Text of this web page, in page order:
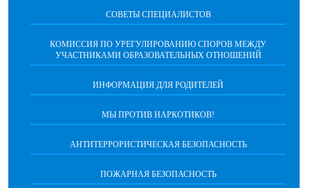
СОВЕТЫ СПЕЦИАЛИСТОВ
КОМИССИЯ ПО УРЕГУЛИРОВАНИЮ СПОРОВ МЕЖДУ
УЧАСТНИКАМИ ОБРАЗОВАТЕЛЬНЫХ ОТНОШЕНИЙ
ИНФОРМАЦИЯ ДЛЯ РОДИТЕЛЕЙ
МЫ ПРОТИВ НАРКОТИКОВ!
АНТИТЕРРОРИСТИЧЕСКАЯ БЕЗОПАСНОСТЬ
ПОЖАРНАЯ БЕЗОПАСНОСТЬ